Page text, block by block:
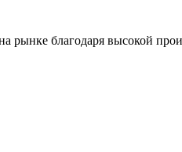
благодаря высокой